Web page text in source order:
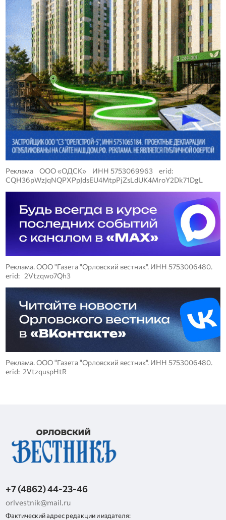
Реклама ООО «ОДСК» ИНН 5753069963 erid:
CQH36pWzJqNQPXPpJdsEU4MtpPjZsLdUK4MroY2Dk71DgL
Реклама. ООО "Газета "Орловский вестник". ИНН 5753006480.
erid: 2Vtzqwo7Qh3
Реклама. ООО "Газета "Орловский вестник". ИНН 5753006480.
erid: 2VtzquspHtR
+7 (4862) 44-23-46
orlvestnik@mail.ru
Фактический адрес редакции и издателя: